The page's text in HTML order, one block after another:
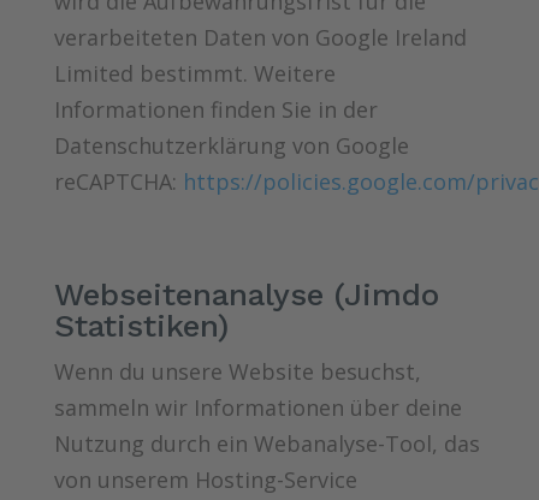
verarbeiteten Daten von Google Ireland
Limited bestimmt. Weitere
Informationen finden Sie in der
Datenschutzerklärung von Google
reCAPTCHA: https://policies.google.com/
Webseitenanalyse (Jimdo
Statistiken)
Wenn du unsere Website besuchst,
sammeln wir Informationen über deine
Nutzung durch ein Webanalyse-Tool, das
von unserem Hosting-Service